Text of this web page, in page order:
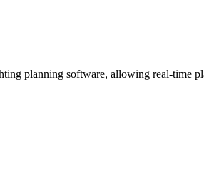
planning software, allowing real-